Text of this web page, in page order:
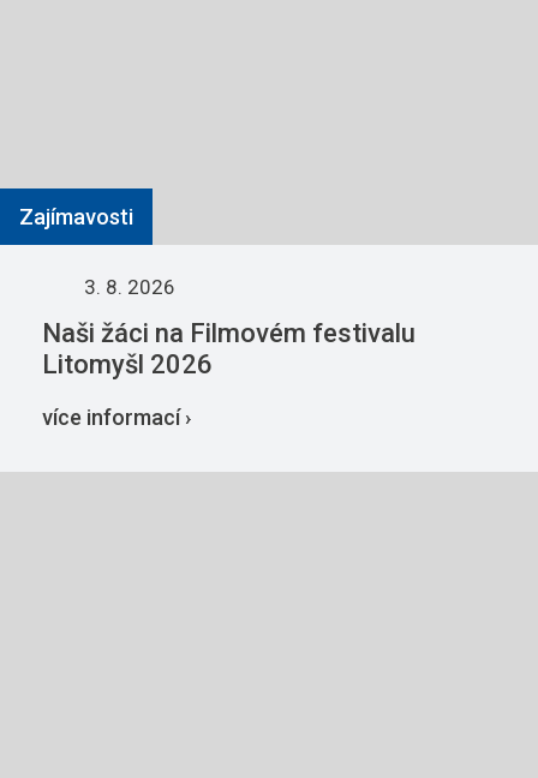
Zajímavosti
3. 8. 2026
Naši žáci na Filmovém festivalu
Litomyšl 2026
více informací ›